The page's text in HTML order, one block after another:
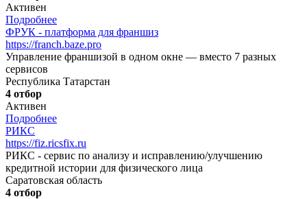
Активен
Подробнее
ФРУК - платформа для франшиз
https://franch.baze.pro
Управление франшизой в одном окне — вместо 7 разных
сервисов
Республика Татарстан
4 отбор
Активен
Подробнее
РИКС
https://fiz.ricsfix.ru
РИКС - сервис по анализу и исправлению/улучшению
кредитной истории для физического лица
Саратовская область
4 отбор